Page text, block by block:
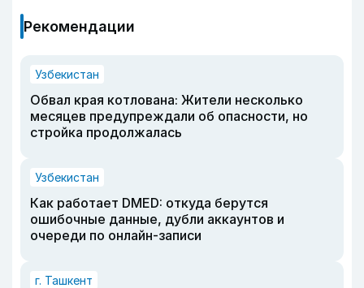
Рекомендации
Узбекистан
Обвал края котлована: Жители несколько
месяцев предупреждали об опасности, но
стройка продолжалась
Узбекистан
Как работает DMED: откуда берутся
ошибочные данные, дубли аккаунтов и
очереди по онлайн-записи
г. Ташкент